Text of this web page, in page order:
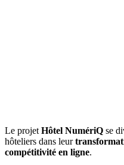
Le projet Hôtel NumériQ se
hôteliers dans leur
compétitivité en ligne.